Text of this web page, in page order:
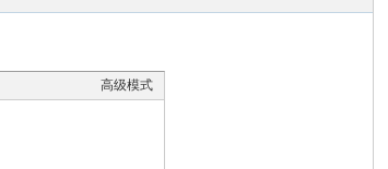
高级模式